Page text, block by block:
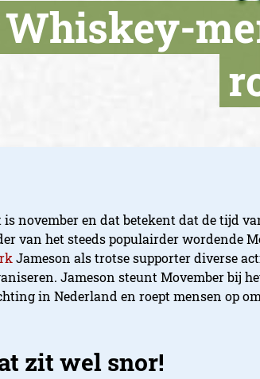
Whiskey-
is november en dat betekent dat de tijd
van het steeds populairder wordende
Jameson als trotse supporter diverse
Jameson steunt Movember bij
in Nederland en roept mensen op
zit wel snor!